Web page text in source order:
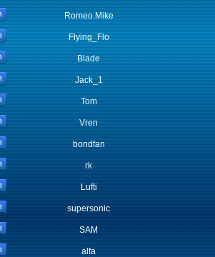
Romeo.Mike
Flying_Flo
Blade
Jack_1
Tom
Vren
bondfan
rk
Lufti
supersonic
SAM
alfa